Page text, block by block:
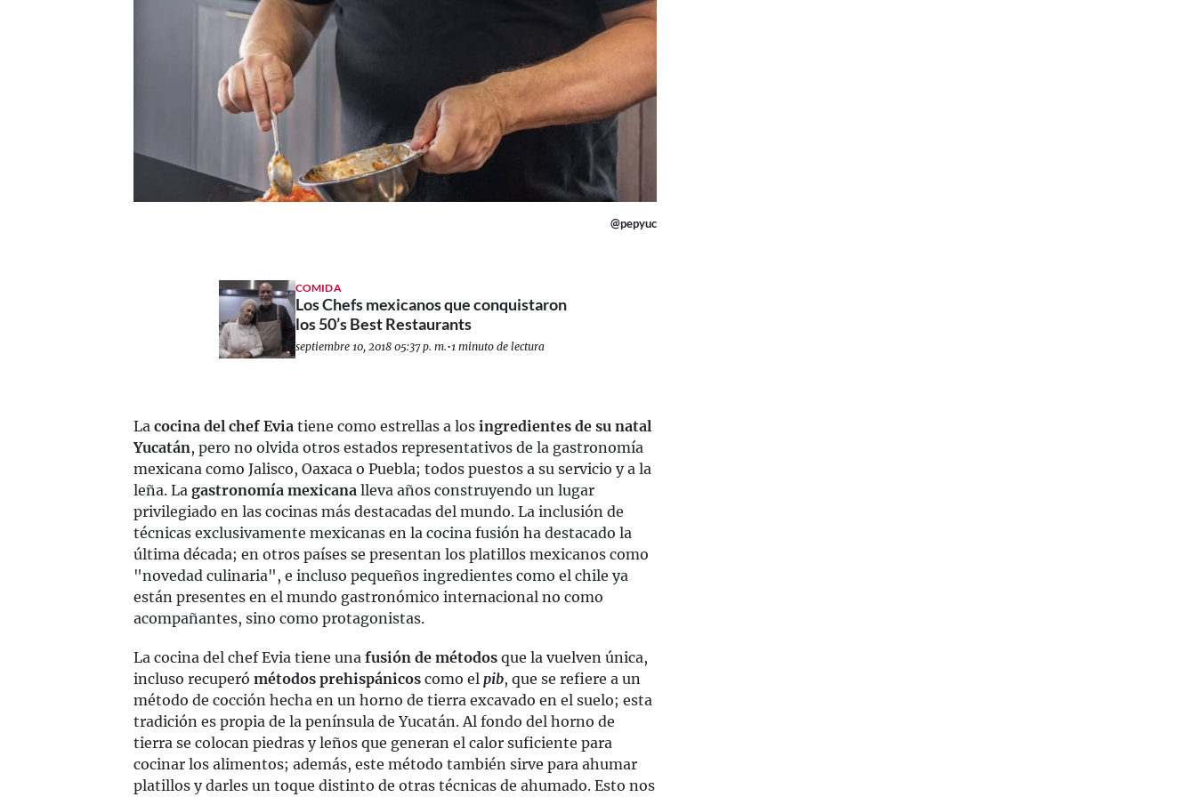
@pepyuc
COMIDA
Los Chefs mexicanos que conquistaron
los 50’s Best Restaurants
septiembre 10, 2018 05:37 p. m.•1 minuto de lectura
La cocina del chef Evia tiene como estrellas a los ingredientes de su natal
Yucatán, pero no olvida otros estados representativos de la gastronomía
mexicana como Jalisco, Oaxaca o Puebla; todos puestos a su servicio y a la
leña. La gastronomía mexicana lleva años construyendo un lugar
privilegiado en las cocinas más destacadas del mundo. La inclusión de
técnicas exclusivamente mexicanas en la cocina fusión ha destacado la
última década; en otros países se presentan los platillos mexicanos como
"novedad culinaria", e incluso pequeños ingredientes como el chile ya
están presentes en el mundo gastronómico internacional no como
acompañantes, sino como protagonistas.
La cocina del chef Evia tiene una fusión de métodos que la vuelven única,
incluso recuperó métodos prehispánicos como el pib, que se refiere a un
método de cocción hecha en un horno de tierra excavado en el suelo; esta
tradición es propia de la península de Yucatán. Al fondo del horno de
tierra se colocan piedras y leños que generan el calor suficiente para
cocinar los alimentos; además, este método también sirve para ahumar
platillos y darles un toque distinto de otras técnicas de ahumado. Esto nos